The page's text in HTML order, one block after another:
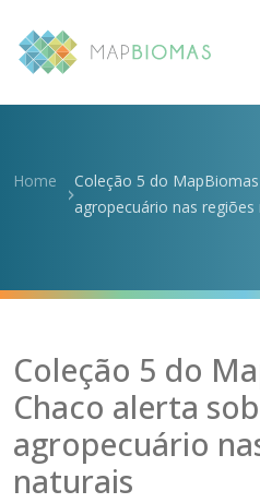
Home
Coleção 5 do
agropecuário nas regiões
Coleção 5 do
Chaco alerta
agropecuário
naturais